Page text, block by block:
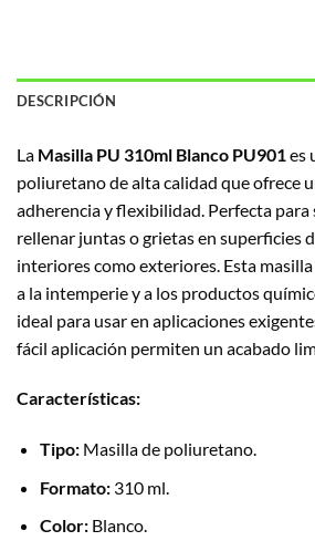
DESCRIPCIÓN
La Masilla PU 310ml Blanco PU901 es
poliuretano de alta calidad que ofrece
adherencia y flexibilidad. Perfecta para
rellenar juntas o grietas en superficies
interiores como exteriores. Esta masilla
a la intemperie y a los productos
ideal para usar en aplicaciones
fácil aplicación permiten un acabado
Características:
Tipo:Masilla de poliuretano.
Formato:310 ml.
Color:Blanco.